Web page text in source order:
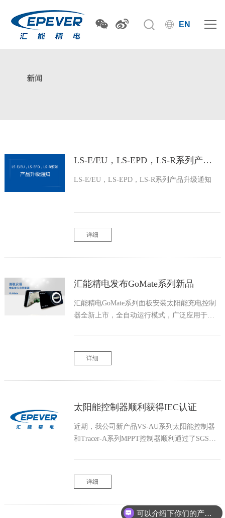
EN
LS-E/EU，LS-EPD，LS-R系列产品升级通知
LS-E/EU，LS-EPD，LS-R系列产品升级通知
详细
汇能精电发布GoMate系列新品
汇能精电GoMate系列面板安装太阳能充电控制
器全新上市，全自动运行模式，广泛应用于房
详细
太阳能控制器顺利获得IEC认证
近期，我公司新产品VS-AU系列太阳能控制器
和Tracer-A系列MPPT控制器顺利通过了SGS机
用电源转换器的安全认证，IEC60509认证是光
伏系统用蓄电池充电控制器性能和功能认证。
详细
可以介绍下你们的产品么？